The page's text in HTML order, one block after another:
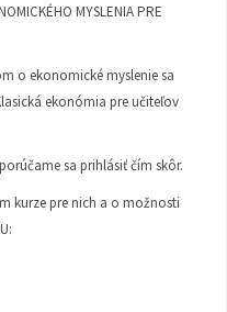
MYSLENIA PRE
o ekonomické myslenie sa
ekonómia pre učiteľov
sa prihlásiť čím skôr.
kurze pre nich a o možnosti